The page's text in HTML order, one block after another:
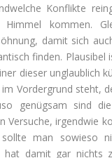
Konflikte
Himmel kommen.
damit sich
finden. Plausibel
dieser unglaublich
Vordergrund steht,
genügsam sind
Versuche, irgendwie
sollte man sowieso
hat damit gar nichts